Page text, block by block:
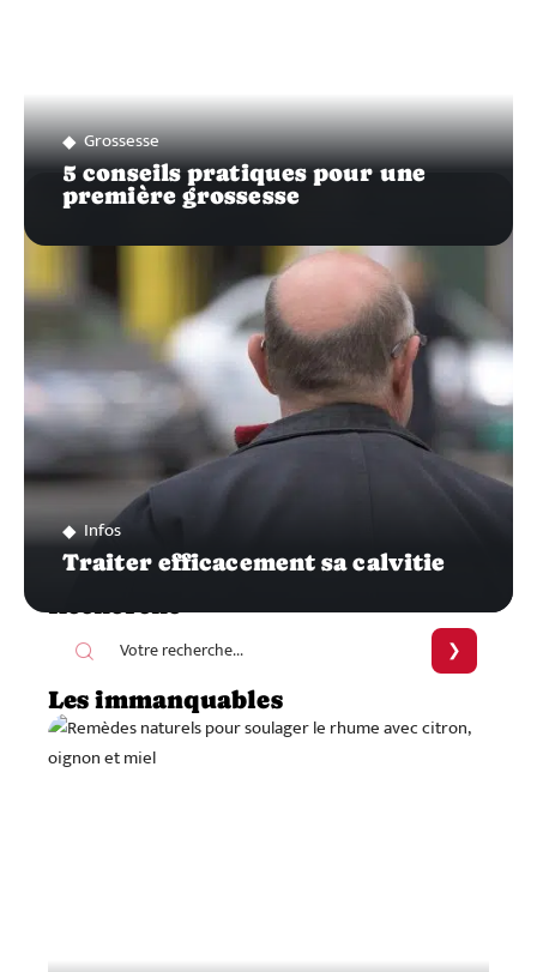
Grossesse
5 conseils pratiques pour une
première grossesse
Infos
Traiter efficacement sa calvitie
Recherche
Les immanquables